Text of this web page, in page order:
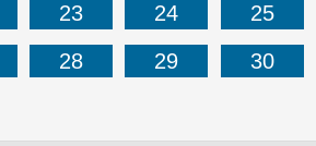
23 24
25
28 29
30